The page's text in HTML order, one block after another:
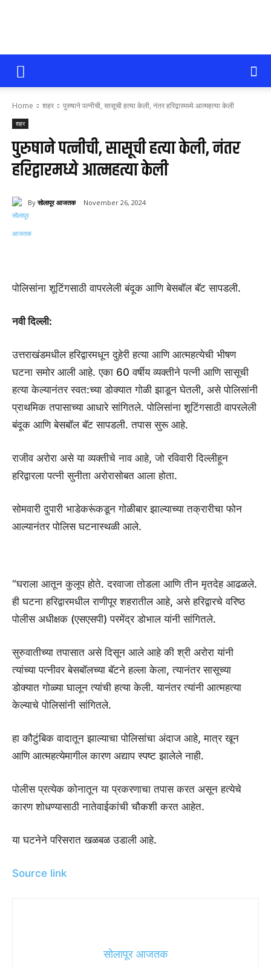
सोलापूर
आजतक
Home शहर पुरुषाने पत्नीची, सासूची हत्या केली, नंतर हरिद्वारमध्ये आत्महत्या केली
शहर
पुरुषाने पत्नीची, सासूची हत्या केली, नंतर
हरिद्वारमध्ये आत्महत्या केली
By सोलापूर आजतक November 26, 2024
पोलिसांना शूटिंगसाठी वापरलेली बंदूक आणि बेसबॉल बॅट सापडली.
नवी दिल्ली:
उत्तराखंडमधील हरिद्वारमधून दुहेरी हत्या आणि आत्महत्येची भीषण
घटना समोर आली आहे. एका 60 वर्षीय व्यक्तीने पत्नी आणि सासूची
हत्या केल्यानंतर स्वत:च्या डोक्यात गोळी झाडून घेतली, असे पोलिसांनी
प्राथमिक तपासाच्या आधारे सांगितले. पोलिसांना शूटिंगसाठी वापरलेली
बंदूक आणि बेसबॉल बॅट सापडली. तपास सुरू आहे.
राजीव अरोरा असे या व्यक्तीचे नाव आहे, जो रविवारी दिल्लीहून
हरिद्वारला पत्नी सुनीता अरोरासोबत आला होता.
सोमवारी दुपारी भाडेकरूंकडून गोळीबार झाल्याच्या तक्रारीचा फोन
आल्यानंतर पोलिस घटनास्थळी आले.
“घराला आतून कुलूप होते. दरवाजा तोडला आणि तीन मृतदेह आढळले.
ही घटना हरिद्वारमधील राणीपूर शहरातील आहे, असे हरिद्वारचे वरिष्ठ
पोलीस अधीक्षक (एसएसपी) परमेंद्र डोभाल यांनी सांगितले.
सुरुवातीच्या तपासात असे दिसून आले आहे की श्री अरोरा यांनी
त्यांच्या पत्नीवर बेसबॉलच्या बॅटने हल्ला केला, त्यानंतर सासूच्या
डोक्यात गोळ्या घालून त्यांची हत्या केली. यानंतर त्यांनी आत्महत्या
केल्याचे पोलिसांनी सांगितले.
हा कौटुंबिक वादातून झाल्याचा पोलिसांचा अंदाज आहे, मात्र खून
आणि आत्महत्येमागील कारण अद्याप स्पष्ट झालेले नाही.
पोलीस प्रत्येक कोनातून या प्रकरणाचा तपास करत असून हत्येचे
कारण शोधण्यासाठी नातेवाईकांची चौकशी करत आहेत.
या घटनेने परिसरात खळबळ उडाली आहे.
Source link
सोलापूर आजतक